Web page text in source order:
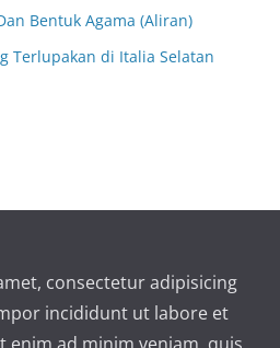
Bentuk Agama (Aliran)
Terlupakan di Italia Selatan
consectetur adipisicing
incididunt ut labore et